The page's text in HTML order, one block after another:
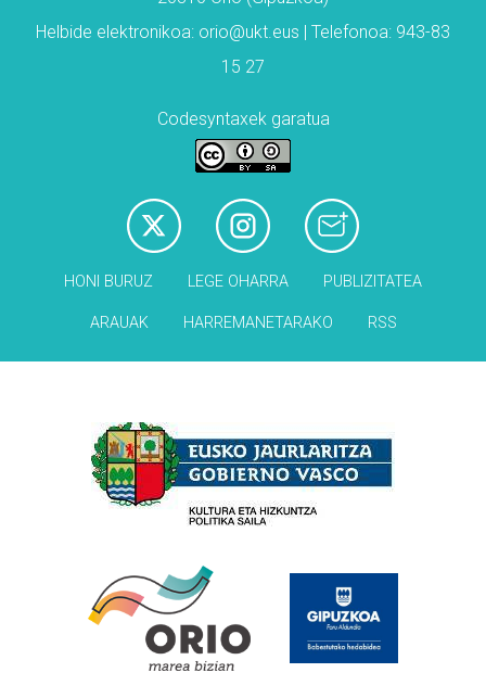
Helbide elektronikoa: orio@ukt.eus | Telefonoa: 943-83
15 27
Codesyntaxek garatua
HONI BURUZ LEGE OHARRA PUBLIZITATEA
ARAUAK HARREMANETARAKO RSS